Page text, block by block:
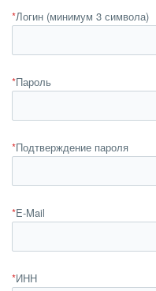
*Логин (минимум 3 символа)
*Пароль
*Подтверждение пароля
*E-Mail
*ИНН